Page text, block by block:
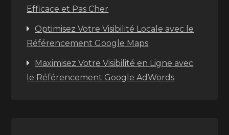
Efficace et Pas Cher
Optimisez Votre Visibilité Locale avec le
Référencement Google Maps
Maximisez Votre Visibilité en Ligne avec
le Référencement Google AdWords